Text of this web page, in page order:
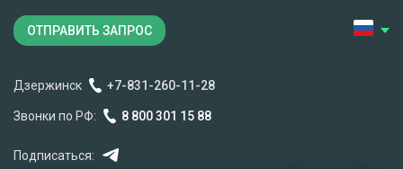
вам. Напишите нам, если у
ОТПРАВИТЬ ЗАПРОС
Дзержинск +7-831-260-11-28
Звонки по РФ: 8 800 301 15 88
Подписаться: